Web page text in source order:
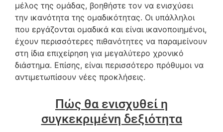
μέλος της ομάδας, βοηθήστε τον να ενισχύσει
την ικανότητα της ομαδικότητας. Οι υπάλληλοι
που εργάζονται ομαδικά και είναι ικανοποιημένοι,
έχουν περισσότερες πιθανότητες να παραμείνουν
στη ίδια επιχείρηση για μεγαλύτερο χρονικό
διάστημα. Επίσης, είναι περισσότερο πρόθυμοι να
αντιμετωπίσουν νέες προκλήσεις.
Πώς θα ενισχυθεί η
συγκεκριμένη δεξιότητα